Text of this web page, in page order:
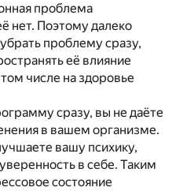
проблема
нет. Поэтому далеко
проблему сразу,
её влияние
числе на здоровье
сразу, вы не даёте
в вашем организме.
вашу психику,
в себе. Таким
состояние